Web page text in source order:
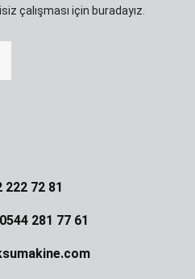
çalışması için buradayız.
72 81
281 77 61